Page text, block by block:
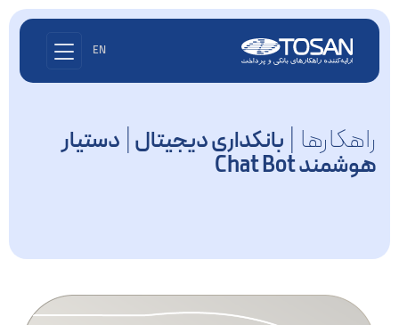
EN
راهکارها | بانکداری دیجیتال| دستیار
هوشمند Chat Bot